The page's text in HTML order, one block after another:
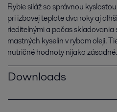
Rybie siláž so správnou
pri izbovej teplote dva roky aj
riediteľnými a počas skladovania
mastných kyselín v rybom oleji.
nutričné hodnoty nijako zásadné.
Downloads